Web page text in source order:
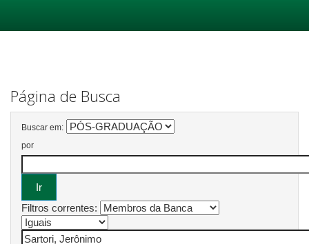
Página de Busca
Buscar em:
por
Filtros correntes: